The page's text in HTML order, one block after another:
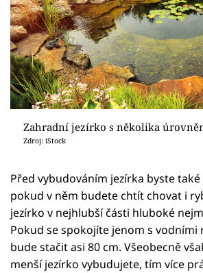
Zahradní jezírko s několika
Zdroj: iStock
Před vybudováním jezírka byste také
pokud v něm budete chtít chovat i
jezírko v nejhlubší části hluboké
Pokud se spokojíte jenom s vodními
bude stačit asi 80 cm. Všeobecně
menší jezírko vybudujete, tím více